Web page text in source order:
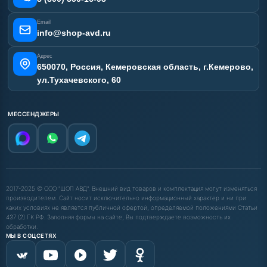
Email
info@shop-avd.ru
Адрес
650070, Россия, Кемеровская область, г.Кемерово,
ул.Тухачевского, 60
МЕССЕНДЖЕРЫ
2017-2025 © ООО "ШОП АВД". Внешний вид товаров и комплектация могут изменяться
производителем. Сайт носит исключительно информационный характер и ни при
каких условиях не является публичной офертой, определяемой положениями Статьи
437 (2) ГК РФ. Заполняя формы на сайте, Вы подтверждаете возможность их
обработки.
МЫ В СОЦСЕТЯХ